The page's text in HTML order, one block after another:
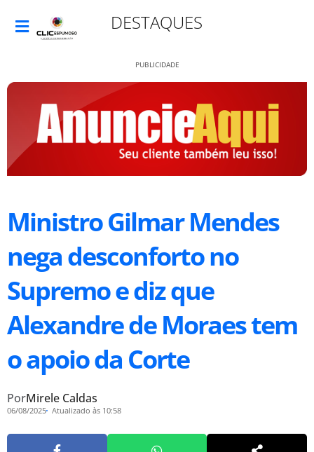
DESTAQUES
PUBLICIDADE
Ministro Gilmar Mendes
nega desconforto no
Supremo e diz que
Alexandre de Moraes tem
o apoio da Corte
PorMirele Caldas
06/08/2025 Atualizado às 10:58